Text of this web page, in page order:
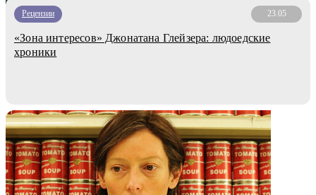
Рецензии 23.05
«Зона интересов» Джонатана Глейзера: людоедские
хроники